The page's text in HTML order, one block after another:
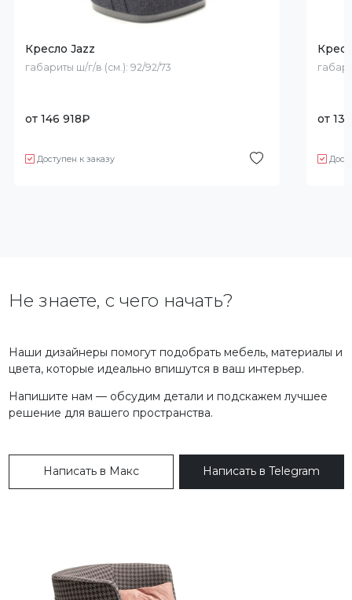
Кресло Jazz
габариты ш/г/в (см.): 92/92/73
от 146 918₽
Доступен к заказу
от
Не знаете, с чего начать?
Наши дизайнеры помогут подобрать мебель, материалы и
цвета, которые идеально впишутся в ваш интерьер.
Напишите нам — обсудим детали и подскажем лучшее
решение для вашего пространства.
Написать в Макс Написать в Telegram